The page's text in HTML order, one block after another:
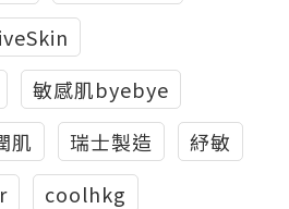
敏感肌byebye
肌 瑞士製造
紓敏
coolhkg